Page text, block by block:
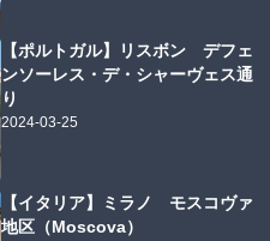
【ポルトガル】リスボン デフェ
ンソーレス・デ・シャーヴェス通
り
2024-03-25
【イタリア】ミラノ モスコヴァ
地区（Moscova）